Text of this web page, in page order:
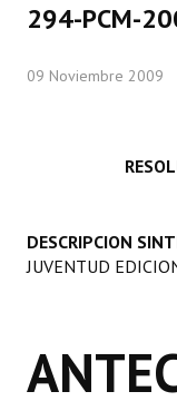
Comisiones
Comisiones
Constitución
Carta Orgánica
294-PCM-
09 Noviembre 2009
DESCRIPCION
JUVENTUD